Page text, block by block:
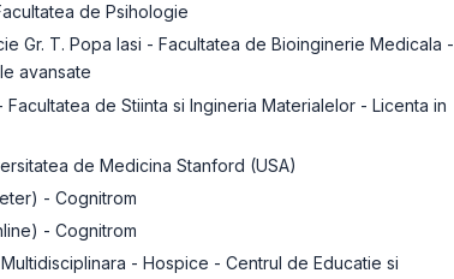
de Psihologie
Gr. T. Popa Iasi - Facultatea de Bioinginerie Medicala -
avansate
de Stiinta si Ingineria Materialelor - Licenta in
de Medicina Stanford (USA)
- Cognitrom
- Cognitrom
- Hospice - Centrul de Educatie si